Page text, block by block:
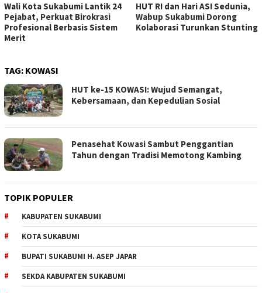
Wali Kota Sukabumi Lantik 24
Pejabat, Perkuat Birokrasi
Profesional Berbasis Sistem
Merit
HUT RI dan Hari ASI Sedunia,
Wabup Sukabumi Dorong
Kolaborasi Turunkan Stunting
TAG: KOWASI
HUT ke-15 KOWASI: Wujud Semangat,
Kebersamaan, dan Kepedulian Sosial
Penasehat Kowasi Sambut Penggantian
Tahun dengan Tradisi Memotong Kambing
TOPIK POPULER
KABUPATEN SUKABUMI
KOTA SUKABUMI
BUPATI SUKABUMI H. ASEP JAPAR
SEKDA KABUPATEN SUKABUMI